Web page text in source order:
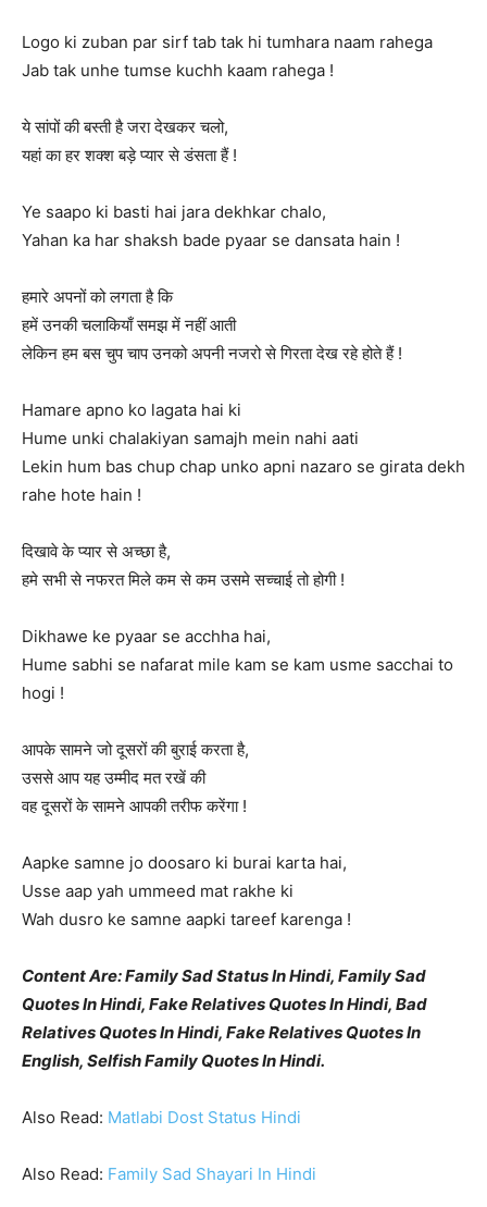
Logo ki zuban par sirf tab tak hi tumhara naam rahega
Jab tak unhe tumse kuchh kaam rahega !
ये सांपों की बस्ती है जरा देखकर चलो,
यहां का हर शक्श बड़े प्यार से डंसता हैं !
Ye saapo ki basti hai jara dekhkar chalo,
Yahan ka har shaksh bade pyaar se dansata hain !
हमारे अपनों को लगता है कि
हमें उनकी चलाकियाँ समझ में नहीं आती
लेकिन हम बस चुप चाप उनको अपनी नजरो से गिरता देख रहे होते हैं !
Hamare apno ko lagata hai ki
Hume unki chalakiyan samajh mein nahi aati
Lekin hum bas chup chap unko apni nazaro se girata dekh
rahe hote hain !
दिखावे के प्यार से अच्छा है,
हमे सभी से नफरत मिले कम से कम उसमे सच्चाई तो होगी !
Dikhawe ke pyaar se acchha hai,
Hume sabhi se nafarat mile kam se kam usme sacchai to
hogi !
आपके सामने जो दूसरों की बुराई करता है,
उससे आप यह उम्‍मीद मत रखें की
वह दूसरों के सामने आपकी तरीफ करेंगा !
Aapke samne jo doosaro ki burai karta hai,
Usse aap yah um‍meed mat rakhe ki
Wah dusro ke samne aapki tareef karenga !
Content Are: Family Sad Status In Hindi, Family Sad
Quotes In Hindi, Fake Relatives Quotes In Hindi, Bad
Relatives Quotes In Hindi, Fake Relatives Quotes In
English, Selfish Family Quotes In Hindi.
Also Read: Matlabi Dost Status Hindi
Also Read: Family Sad Shayari In Hindi